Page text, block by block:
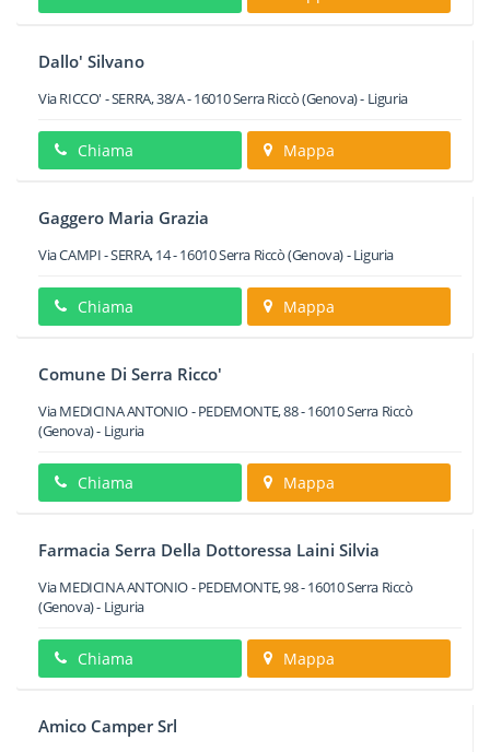
Dallo' Silvano
Via RICCO' - SERRA, 38/A-16010Serra Riccò(Genova) - Liguria
Chiama Mappa
Gaggero Maria Grazia
Via CAMPI - SERRA, 14-16010Serra Riccò(Genova) -Liguria
Chiama Mappa
Comune Di Serra Ricco'
Via MEDICINA ANTONIO - PEDEMONTE, 88-16010Serra Riccò
(Genova) - Liguria
Chiama Mappa
Farmacia Serra Della Dottoressa Laini Silvia
Via MEDICINA ANTONIO - PEDEMONTE, 98-16010Serra Riccò
(Genova) - Liguria
Chiama Mappa
Amico Camper Srl